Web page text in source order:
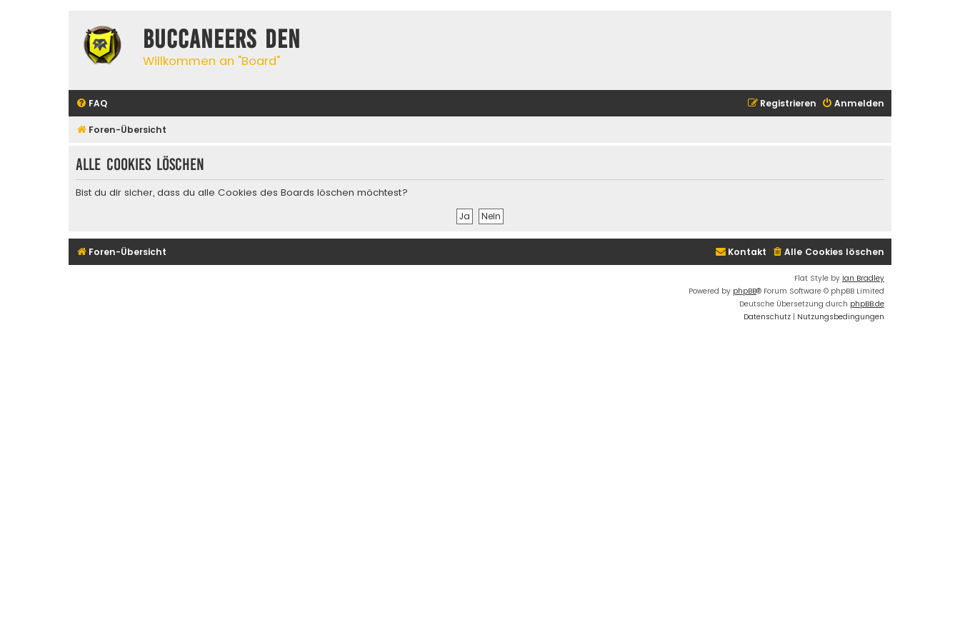
Buccaneers Den
Willkommen an "Board"
FAQ Anmelden
Registrieren
Foren-Übersicht
Alle Cookies löschen
Bist du dir sicher, dass du alle Cookies des Boards löschen möchtest?
Foren-Übersicht Alle Cookies löschen
Kontakt
Flat Style by Ian Bradley
Powered by phpBB® Forum Software © phpBB Limited
Deutsche Übersetzung durch phpBB.de
Datenschutz | Nutzungsbedingungen